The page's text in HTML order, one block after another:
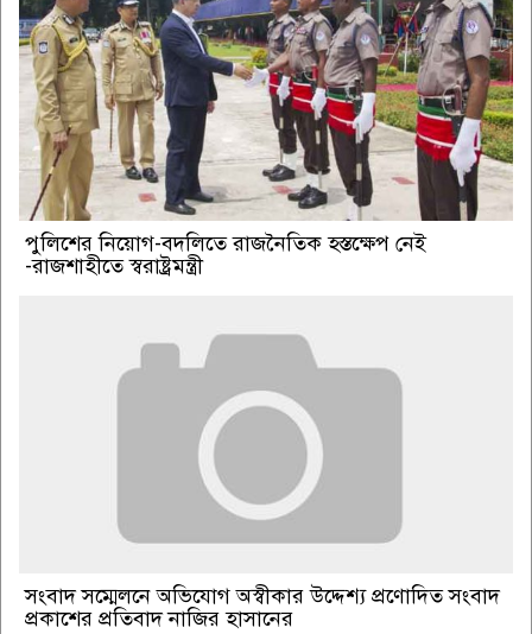
পুলিশের নিয়োগ-বদলিতে রাজনৈতিক হস্তক্ষেপ নেই
-রাজশাহীতে স্বরাষ্ট্রমন্ত্রী
সংবাদ সম্মেলনে অভিযোগ অস্বীকার উদ্দেশ্য প্রণোদিত সংবাদ
প্রকাশের প্রতিবাদ নাজির হাসানের